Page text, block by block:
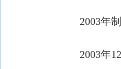
2003年
2003年12